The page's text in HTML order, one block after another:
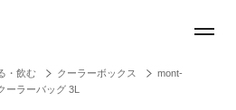
・飲む クーラーボックス
mont-
ーラーバッグ 3L